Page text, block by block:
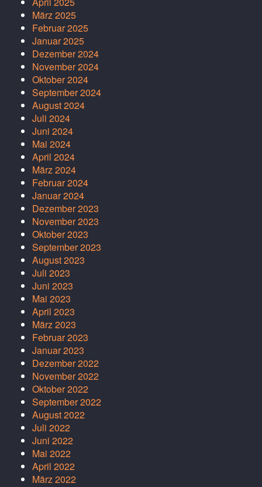
März 2025
Februar 2025
Januar 2025
Dezember 2024
November 2024
Oktober 2024
September 2024
August 2024
Juli 2024
Juni 2024
Mai 2024
April 2024
März 2024
Februar 2024
Januar 2024
Dezember 2023
November 2023
Oktober 2023
September 2023
August 2023
Juli 2023
Juni 2023
Mai 2023
April 2023
März 2023
Februar 2023
Januar 2023
Dezember 2022
November 2022
Oktober 2022
September 2022
August 2022
Juli 2022
Juni 2022
Mai 2022
April 2022
März 2022